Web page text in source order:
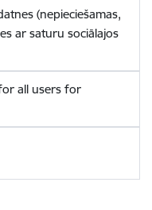
(nepieciešamas,
ar saturu sociālajos
all users for